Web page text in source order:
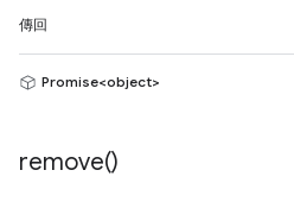
傳回
Promise<object>
remove()